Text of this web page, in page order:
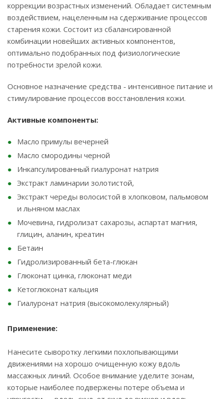
коррекции возрастных изменений. Обладает системным
воздействием, нацеленным на сдерживание процессов
старения кожи. Состоит из сбалансированной
комбинации новейших активных компонентов,
оптимально подобранных под физиологические
потребности зрелой кожи.
Основное назначение средства - интенсивное питание и
стимулирование процессов восстановления кожи.
Активные компоненты:
Масло примулы вечерней
Масло смородины черной
Инкапсулированный гиалуронат натрия
Экстракт ламинарии золотистой,
Экстракт череды волосистой в хлопковом, пальмовом
и льняном маслах
Мочевина, гидролизат сахарозы, аспартат магния,
глицин, аланин, креатин
Бетаин
Гидролизированный бета-глюкан
Глюконат цинка, глюконат меди
Кетоглюконат кальция
Гиалуронат натрия (высокомолекулярный)
Применение:
Нанесите сыворотку легкими похлопывающими
движениями на хорошо очищенную кожу вдоль
массажных линий. Особое внимание уделите зонам,
которые наиболее подвержены потере объема и